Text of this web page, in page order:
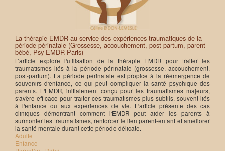
La thérapie EMDR au service des expériences traumatiques de la
période périnatale (Grossesse, accouchement, post-partum, parent-
bébé, Psy EMDR Paris)
L’article explore l'utilisation de la thérapie EMDR pour traiter les
traumatismes liés à la période périnatale (grossesse, accouchement,
post-partum). La période périnatale est propice à la réémergence de
souvenirs d'enfance, ce qui peut compliquer la santé psychique des
parents. L'EMDR, initialement conçu pour les traumatismes majeurs,
s'avère efficace pour traiter ces traumatismes plus subtils, souvent liés
à l'enfance ou aux expériences de vie. L'article présente des cas
cliniques démontrant comment l'EMDR peut aider les parents à
surmonter les traumatismes, renforcer le lien parent-enfant et améliorer
la santé mentale durant cette période délicate.
Adulte
Enfance